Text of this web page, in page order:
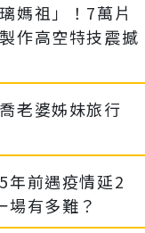
媽祖」！7萬片
作高空特技震撼
老婆姊妹旅行
年前遇疫情延2
有多難？